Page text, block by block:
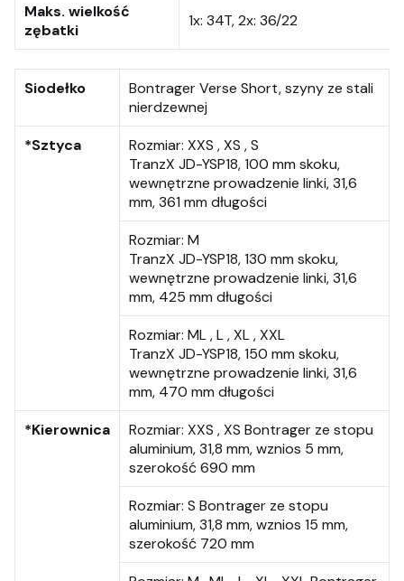
Maks. wielkość
zębatki
1x: 34T, 2x: 36/22
Siodełko
Bontrager Verse Short, szyny ze stali
nierdzewnej
*Sztyca
Rozmiar: XXS , XS , S
TranzX JD-YSP18, 100 mm skoku,
wewnętrzne prowadzenie linki, 31,6
mm, 361 mm długości
Rozmiar: M
TranzX JD-YSP18, 130 mm skoku,
wewnętrzne prowadzenie linki, 31,6
mm, 425 mm długości
Rozmiar: ML , L , XL , XXL
TranzX JD-YSP18, 150 mm skoku,
wewnętrzne prowadzenie linki, 31,6
mm, 470 mm długości
*Kierownica
Rozmiar: XXS , XS Bontrager ze stopu
aluminium, 31,8 mm, wznios 5 mm,
szerokość 690 mm
Rozmiar: S Bontrager ze stopu
aluminium, 31,8 mm, wznios 15 mm,
szerokość 720 mm